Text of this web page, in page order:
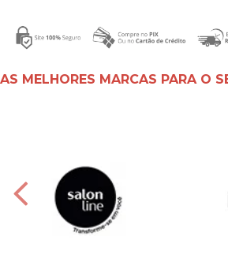
AS MELHORES MARCAS PARA O